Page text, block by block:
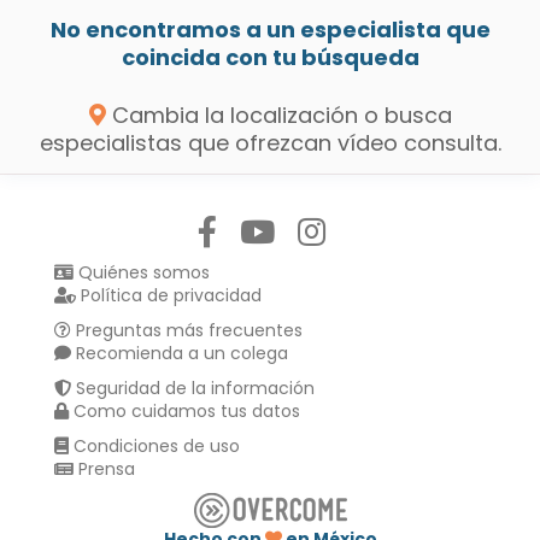
No encontramos a un especialista que
coincida con tu búsqueda
Cambia la localización o busca
especialistas que ofrezcan vídeo consulta.
Quiénes somos
Política de privacidad
Preguntas más frecuentes
Recomienda a un colega
Seguridad de la información
Como cuidamos tus datos
Condiciones de uso
Prensa